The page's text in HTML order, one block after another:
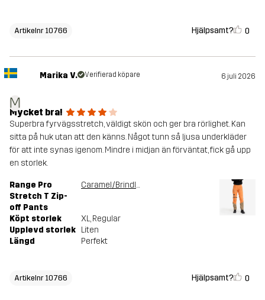
Artikelnr 10766 Hjälpsamt? 0
M
Marika V. Verifierad köpare 6 juli 2026
Mycket bra!
Superbra fyrvägsstretch, väldigt skön och ger bra rörlighet. Kan
sitta på huk utan att den känns. Något tunn så ljusa underkläder
för att inte synas igenom. Mindre i midjan än förväntat, fick gå upp
en storlek.
Range Pro
Stretch T Zip-
off Pants
Caramel/Brindle
Köpt storlek XL, Regular
Upplevd storlek Liten
Längd
Perfekt
Artikelnr 10766 Hjälpsamt? 0